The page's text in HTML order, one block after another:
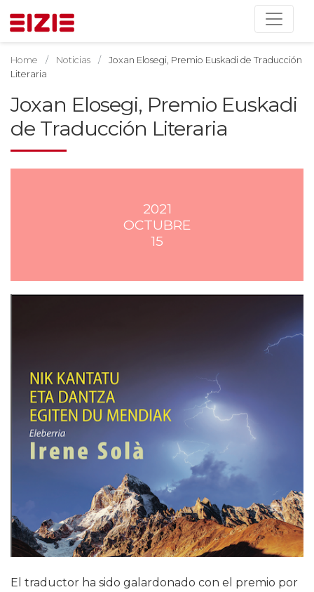
Home Noticias
Joxan Elosegi, Premio Euskadi de Traducción
Literaria
Joxan Elosegi, Premio Euskadi
de Traducción Literaria
2021
OCTUBRE
15
El traductor ha sido galardonado con el premio por